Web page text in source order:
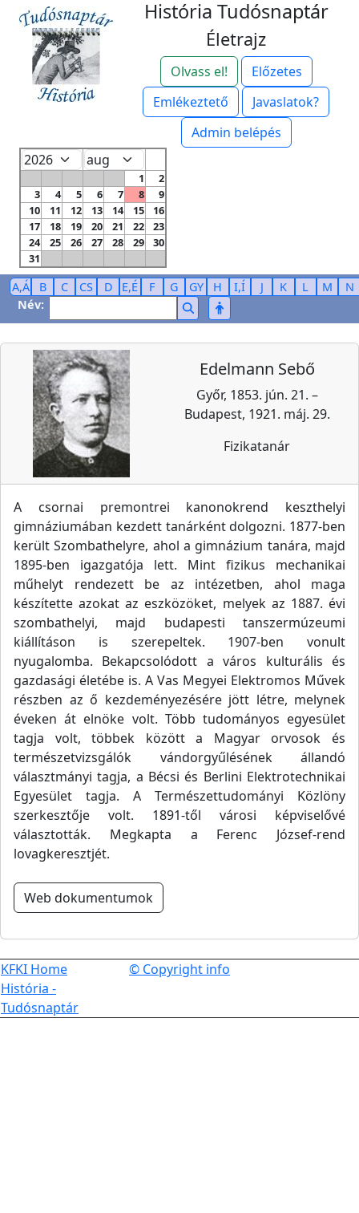
História Tudósnaptár
Életrajz
Olvass el!
Előzetes
Emlékeztető
Javaslatok?
Admin belépés
1
2
3
4 5 6 7 8
9
10
11 12 13 14 15
16
17
18 19 20 21 22
23
24
25 26 27 28 29
30
31
A,Á B C CS D E,É F G GY H I,Í J K L M
N
Név:
Edelmann Sebő
Győr, 1853. jún. 21. –
Budapest, 1921. máj. 29.
Fizikatanár
A csornai premontrei kanonokrend keszthelyi
gimnáziumában kezdett tanárként dolgozni. 1877-ben
került Szombathelyre, ahol a gimnázium tanára, majd
1895-ben igazgatója lett. Mint fizikus mechanikai
műhelyt rendezett be az intézetben, ahol maga
készítette azokat az eszközöket, melyek az 1887. évi
szombathelyi, majd budapesti tanszermúzeumi
kiállításon is szerepeltek. 1907-ben vonult
nyugalomba. Bekapcsolódott a város kulturális és
gazdasági életébe is. A Vas Megyei Elektromos Művek
részben az ő kezdeményezésére jött létre, melynek
éveken át elnöke volt. Több tudományos egyesület
tagja volt, többek között a Magyar orvosok és
természetvizsgálók vándorgyűlésének állandó
választmányi tagja, a Bécsi és Berlini Elektrotechnikai
Egyesület tagja. A Természettudományi Közlöny
szerkesztője volt. 1891-től városi képviselővé
választották. Megkapta a Ferenc József-rend
lovagkeresztjét.
Web dokumentumok
KFKI Home
História -
Tudósnaptár
© Copyright info